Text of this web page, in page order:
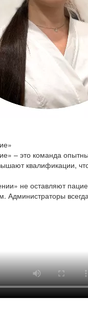
– это команда
квалификации,
не оставляют
Администраторы